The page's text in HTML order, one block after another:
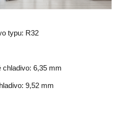
typu: R32
chladivo: 6,35 mm
9,52 mm